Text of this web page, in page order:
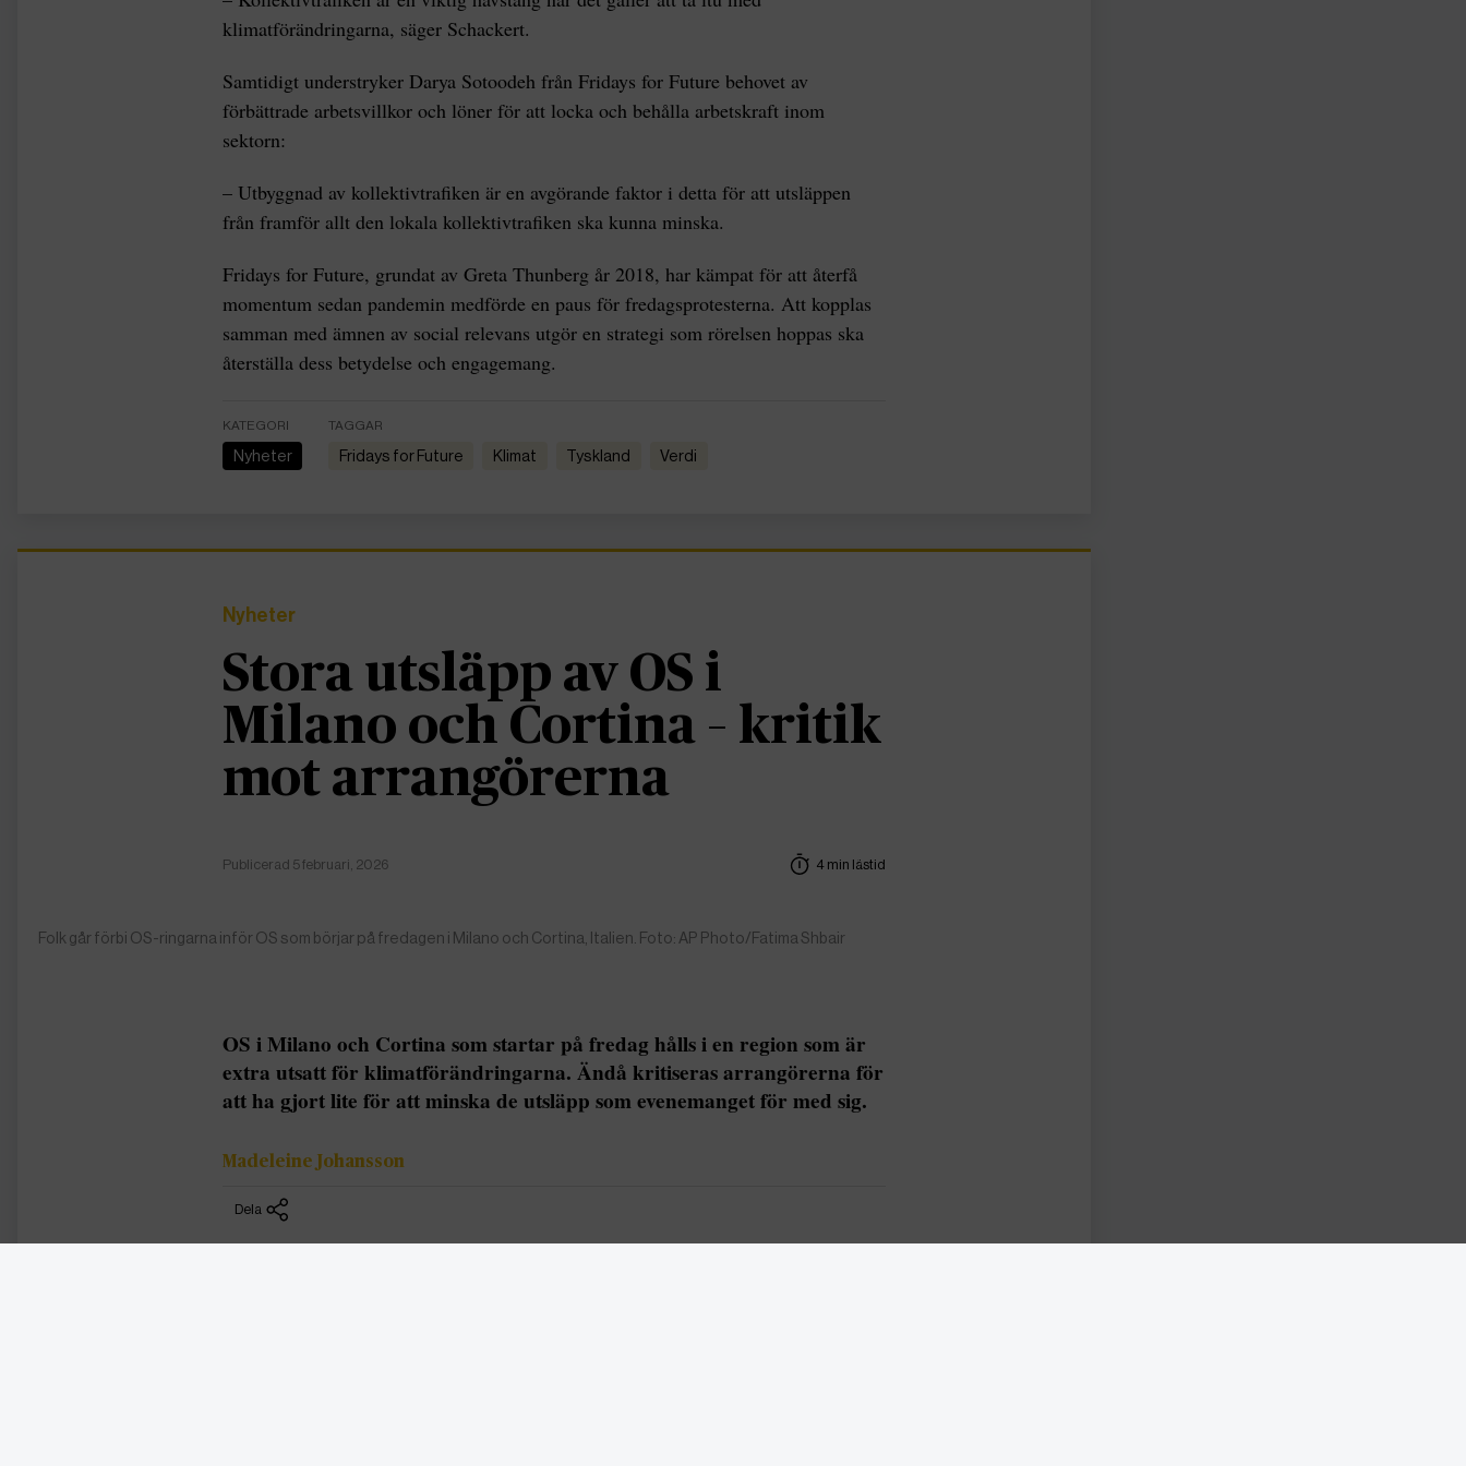
klimatförändringarna, säger Schackert.
Samtidigt understryker Darya Sotoodeh från Fridays for Future behovet av
förbättrade arbetsvillkor och löner för att locka och behålla arbetskraft inom
sektorn:
– Utbyggnad av kollektivtrafiken är en avgörande faktor i detta för att utsläppen
från framför allt den lokala kollektivtrafiken ska kunna minska.
Fridays for Future, grundat av Greta Thunberg år 2018, har kämpat för att återfå
momentum sedan pandemin medförde en paus för fredagsprotesterna. Att kopplas
samman med ämnen av social relevans utgör en strategi som rörelsen hoppas ska
återställa dess betydelse och engagemang.
KATEGORI
Nyheter
TAGGAR
Fridays for Future Klimat Tyskland Verdi
Nyheter
Stora utsläpp av OS i
Milano och Cortina – kritik
mot arrangörerna
Publicerad 5 februari, 2026 4 min lästid